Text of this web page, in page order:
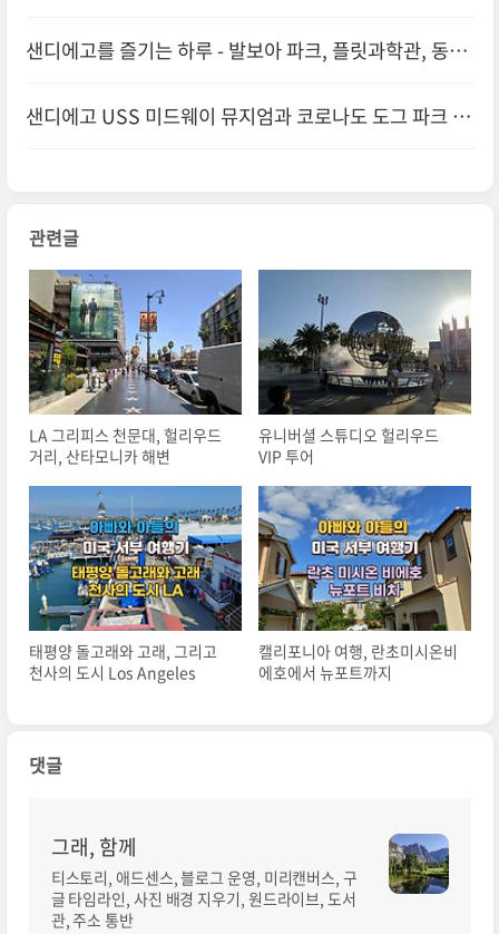
샌디에고를 즐기는 하루 - 발보아 파크, 플릿과학관, 동물
서부 여행기 #25
샌디에고 USS 미드웨이 뮤지엄과 코로나도 도그 파크 -
관련글
LA 그리피스 천문대, 헐리우드
거리, 산타모니카 해변
유니버셜 스튜디오 헐리우드
VIP 투어
태평양 돌고래와 고래, 그리고
천사의 도시 Los Angeles
캘리포니아 여행, 란초미시온비
에호에서 뉴포트까지
댓글
그래, 함께
티스토리, 애드센스, 블로그 운영, 미리캔버스, 구
글 타임라인, 사진 배경 지우기, 원드라이브, 도서
관, 주소 통반